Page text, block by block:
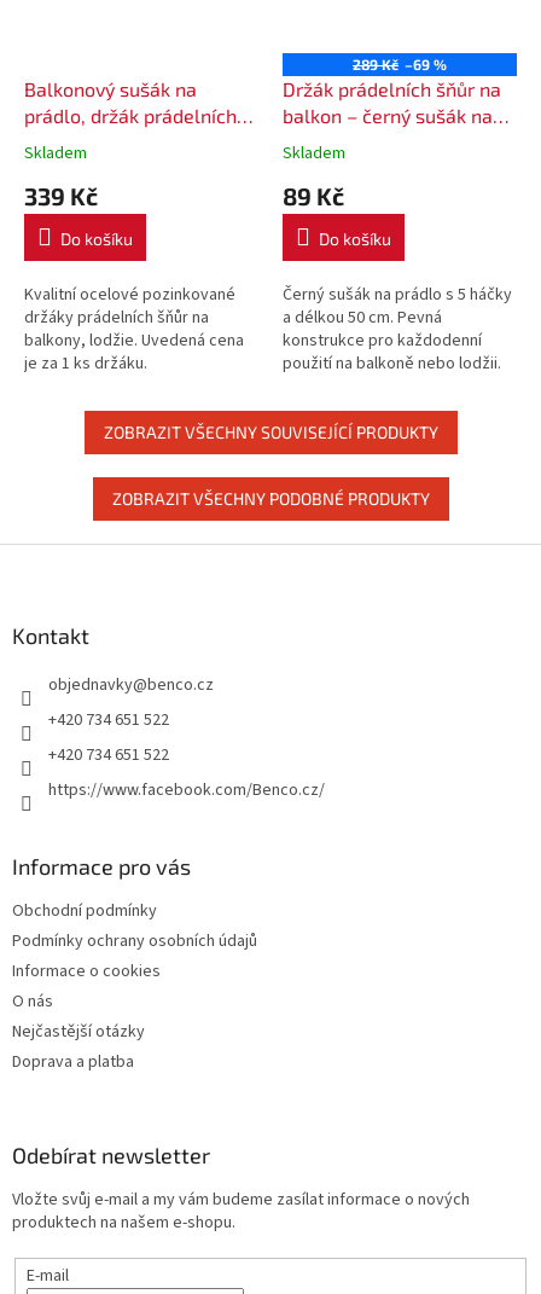
Balkonový sušák na
prádlo, držák prádelních
šňůr 70 cm, 7 háčků
Skladem
339 Kč
Do košíku
Kvalitní ocelové pozinkované
držáky prádelních šňůr na
balkony, lodžie. Uvedená cena
je za 1 ks držáku.
289 Kč –69 %
Držák prádelních šňůr na
balkon – černý sušák na
prádlo 50 cm / 5 háčků
Skladem
89 Kč
Do košíku
Černý sušák na prádlo s 5 háčky
a délkou 50 cm. Pevná
konstrukce pro každodenní
použití na balkoně nebo lodžii.
ZOBRAZIT VŠECHNY SOUVISEJÍCÍ PRODUKTY
ZOBRAZIT VŠECHNY PODOBNÉ PRODUKTY
Kontakt
objednavky@benco.cz
+420 734 651 522
+420 734 651 522
https://www.facebook.com/Benco.cz/
Informace pro vás
Obchodní podmínky
Podmínky ochrany osobních údajů
Informace o cookies
O nás
Nejčastější otázky
Doprava a platba
Odebírat newsletter
Vložte svůj e-mail a my vám budeme zasílat informace o nových
produktech na našem e-shopu.
E-mail